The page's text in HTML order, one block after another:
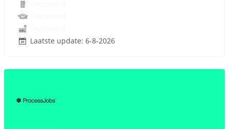
Laatste update: 6-8-2026